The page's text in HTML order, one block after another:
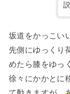
坂道をかっこい
先側にゆっくり
めたら膝をゆっ
徐々にかかとに